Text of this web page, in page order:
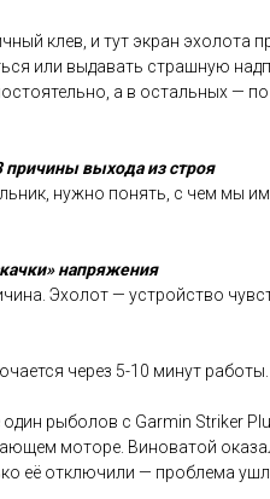
клев, и тут экран
или выдавать страшную
а в остальных —
причины выхода из строя
нужно понять, с чем мы
напряжения
Эхолот — устройство
через 5-10 минут
рыболов с Garmin Striker
моторе. Виноватой
её отключили — проблема